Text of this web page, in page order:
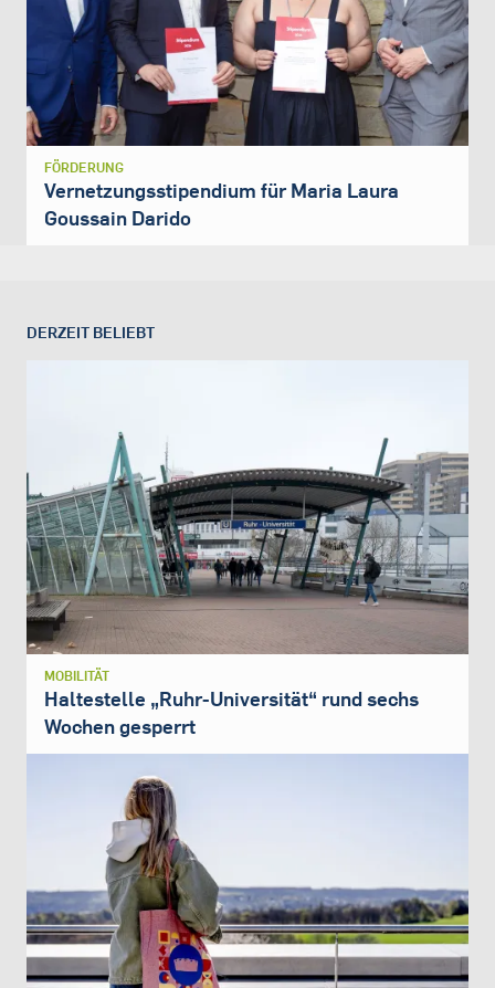
FÖRDERUNG
Vernetzungsstipendium für Maria Laura
Goussain Darido
DERZEIT BELIEBT
MOBILITÄT
Haltestelle „Ruhr-Universität“ rund sechs
Wochen gesperrt